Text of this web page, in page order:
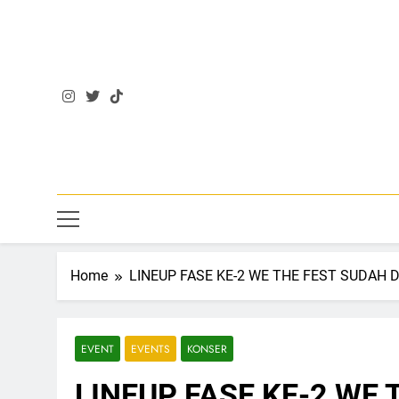
Home LINEUP FASE KE-2 WE THE FEST SUDAH
EVENT EVENTS KONSER